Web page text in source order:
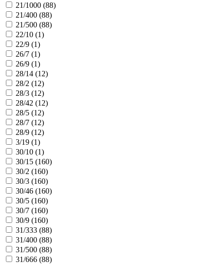
21/1000 (88)
21/400 (88)
21/500 (88)
22/10 (1)
22/9 (1)
26/7 (1)
26/9 (1)
28/14 (12)
28/2 (12)
28/3 (12)
28/42 (12)
28/5 (12)
28/7 (12)
28/9 (12)
3/19 (1)
30/10 (1)
30/15 (160)
30/2 (160)
30/3 (160)
30/46 (160)
30/5 (160)
30/7 (160)
30/9 (160)
31/333 (88)
31/400 (88)
31/500 (88)
31/666 (88)